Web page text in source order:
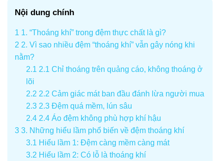
Nội dung chính
1 1. “Thoáng khí” trong đệm thực chất là gì?
2 2. Vì sao nhiều đệm “thoáng khí” vẫn gây nóng khi
nằm?
2.1 2.1 Chỉ thoáng trên quảng cáo, không thoáng ở
lõi
2.2 2.2 Cảm giác mát ban đầu đánh lừa người mua
2.32.3 Đệm quá mềm, lún sâu
2.42.4 Áo đệm không phù hợp khí hậu
3 3. Những hiểu lầm phổ biến về đệm thoáng khí
3.1 Hiểu lầm 1: Đệm càng mềm càng mát
3.2 Hiểu lầm 2: Có lỗ là thoáng khí